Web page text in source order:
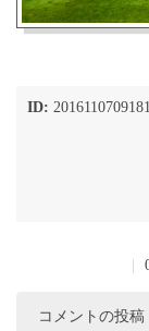
ID:
コメントの投稿